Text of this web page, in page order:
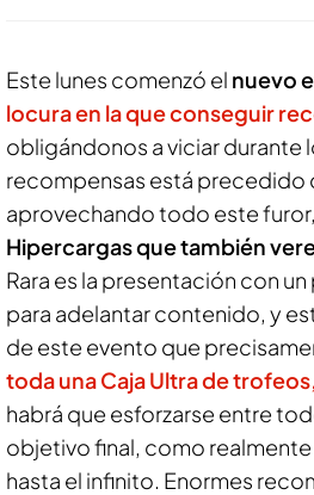
Este lunes comenzó el nuevo
locura en la que conseguir
obligándonos a viciar durante
recompensas está precedido
aprovechando todo este furor,
Hipercargas que también
Rara es la presentación con
para adelantar contenido, y
de este evento que
toda una Caja Ultra de
habrá que esforzarse entre
objetivo final, como
hasta el infinito. Enormes